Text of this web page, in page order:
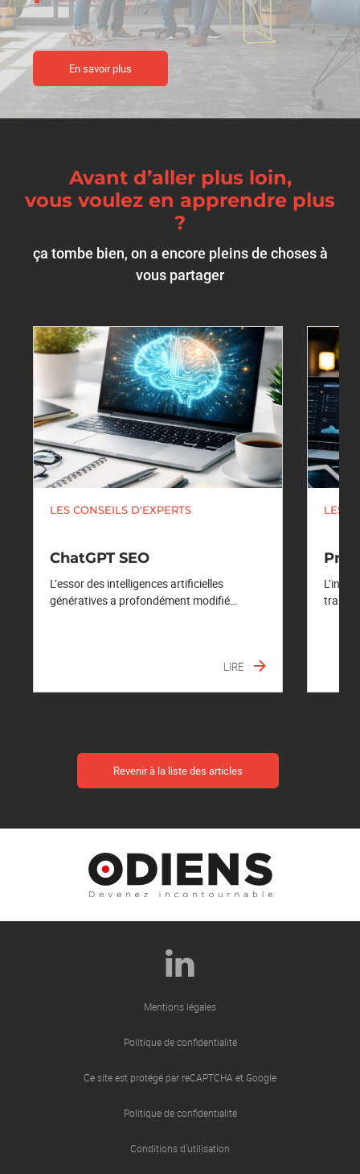
En savoir plus
Avant d’aller plus loin,
vous voulez en apprendre plus
?
ça tombe bien, on a encore pleins de choses à
vous partager
LES CONSEILS D'EXPERTS
ChatGPT SEO
L’essor des intelligences artificielles
génératives a profondément modifié…
LIRE
LES
Revenir à la liste des articles
Mentions légales
Politique de confidentialité
Ce site est protégé par reCAPTCHA et Google
Politique de confidentialité
Conditions d’utilisation